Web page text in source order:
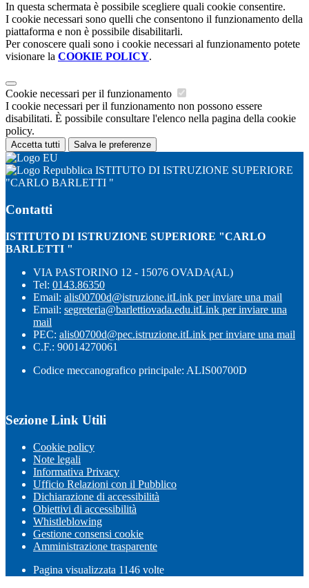
In questa schermata è possibile scegliere quali cookie consentire.
I cookie necessari sono quelli che consentono il funzionamento della
piattaforma e non è possibile disabilitarli.
Per conoscere quali sono i cookie necessari al funzionamento potete
visionare la COOKIE POLICY.
Cookie necessari per il funzionamento
I cookie necessari per il funzionamento non possono essere
disabilitati. È possibile consultare l'elenco nella pagina della cookie
policy.
Accetta tutti Salva le preferenze
ISTITUTO DI ISTRUZIONE SUPERIORE
"CARLO BARLETTI "
Contatti
ISTITUTO DI ISTRUZIONE SUPERIORE "CARLO
BARLETTI "
VIA PASTORINO 12 - 15076 OVADA(AL)
Tel: 0143.86350
Email: alis00700d@istruzione.itLink per inviare una mail
Email: segreteria@barlettiovada.edu.itLink per inviare una
mail
PEC: alis00700d@pec.istruzione.itLink per inviare una mail
C.F.: 90014270061
Codice meccanografico principale: ALIS00700D
Sezione Link Utili
Cookie policy
Note legali
Informativa Privacy
Ufficio Relazioni con il Pubblico
Dichiarazione di accessibilità
Obiettivi di accessibilità
Whistleblowing
Gestione consensi cookie
Amministrazione trasparente
Pagina visualizzata 1146 volte